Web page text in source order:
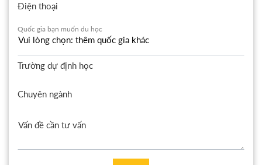
Điện thoại
Quốc gia bạn muốn du học
Trường dự định học
Chuyên ngành